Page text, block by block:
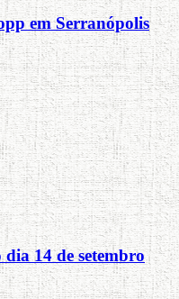
em Serranópolis
14 de setembro